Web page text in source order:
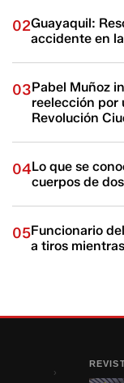
02Guayaquil:
accidente en
03Pabel Muñoz
reelección por
Revolución
04Lo que se
cuerpos de
05Funcionario
a tiros
›